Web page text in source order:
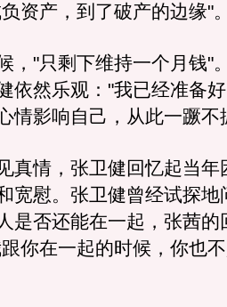
资产，到了破产的边缘"
只剩下维持一个月钱"
依然乐观："我已经准备
情影响自己，从此一蹶不
，张卫健回忆起当年
宽慰。张卫健曾经试探地
是否还能在一起，张茜的
你在一起的时候，你也